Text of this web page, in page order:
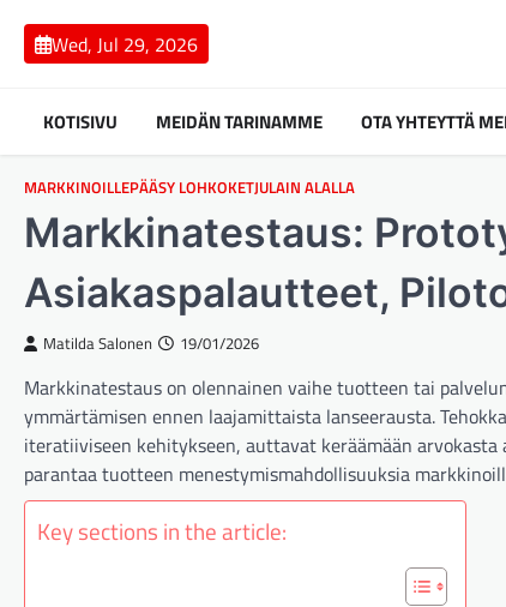
content
Wed, Jul 29, 2026
KOTISIVU MEIDÄN TARINAMME OTA YHTEYTTÄ
MARKKINOILLEPÄÄSY LOHKOKETJULAIN ALALLA
Markkinatestaus:
Asiakaspalautteet,
Matilda Salonen 19/01/2026
Markkinatestaus on olennainen vaihe tuotteen tai
ymmärtämisen ennen laajamittaista lanseerausta.
iteratiiviseen kehitykseen, auttavat keräämään
parantaa tuotteen menestymismahdollisuuksia
Key sections in the article: